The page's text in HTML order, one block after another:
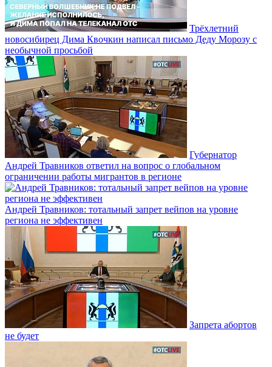
Трёхлетний
новосибирец Дима Квочкин написал письмо Деду Морозу с
необычной просьбой
Губернатор
Андрей Травников ответил на вопрос о глобальном
ограничении работы мигрантов в регионе
Андрей Травников: тотальный запрет вейпов на уровне
региона не эффективен
Запрета абортов
не будет